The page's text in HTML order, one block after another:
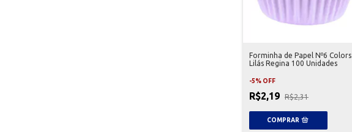
Forminha de Papel Nº6 Colors
Lilás Regina 100 Unidades
-5% OFF
R$2,19 R$2,31